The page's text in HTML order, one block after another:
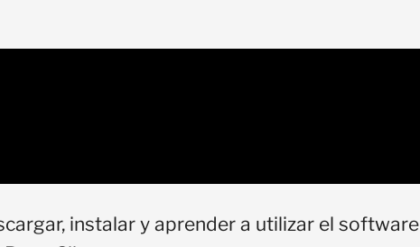
instalar y aprender a utilizar el software